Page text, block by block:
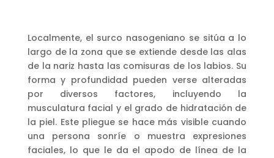
Localmente, el surco nasogeniano se sitúa a lo
largo de la zona que se extiende desde las alas
de la nariz hasta las comisuras de los labios. Su
forma y profundidad pueden verse alteradas
por diversos factores, incluyendo la
musculatura facial y el grado de hidratación de
la piel. Este pliegue se hace más visible cuando
una persona sonríe o muestra expresiones
faciales, lo que le da el apodo de línea de la